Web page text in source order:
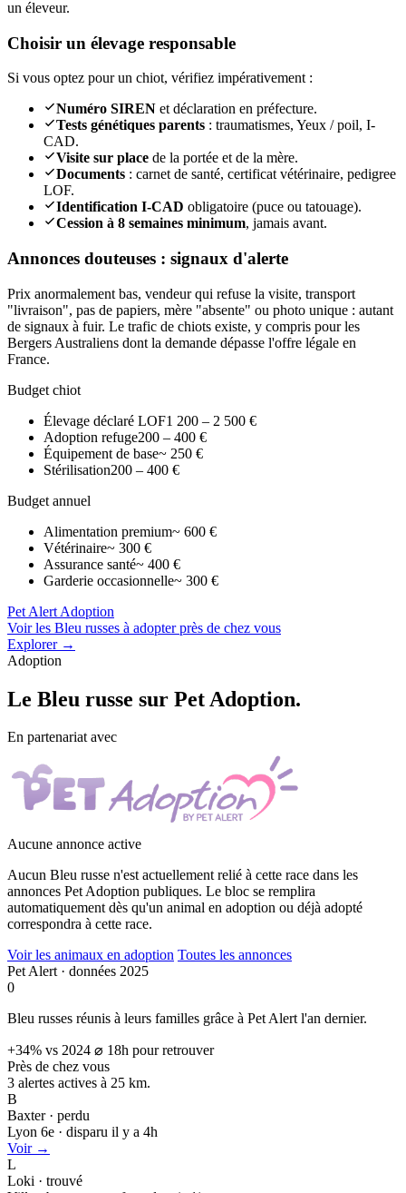
un éleveur.
Choisir un élevage responsable
Si vous optez pour un chiot, vérifiez impérativement :
Numéro SIREN et déclaration en préfecture.
Tests génétiques parents : traumatismes, Yeux / poil, I-
CAD.
Visite sur place de la portée et de la mère.
Documents : carnet de santé, certificat vétérinaire, pedigree
LOF.
Identification I-CAD obligatoire (puce ou tatouage).
Cession à 8 semaines minimum, jamais avant.
Annonces douteuses : signaux d'alerte
Prix anormalement bas, vendeur qui refuse la visite, transport
"livraison", pas de papiers, mère "absente" ou photo unique : autant
de signaux à fuir. Le trafic de chiots existe, y compris pour les
Bergers Australiens dont la demande dépasse l'offre légale en
France.
Budget chiot
Élevage déclaré LOF1 200 – 2 500 €
Adoption refuge200 – 400 €
Équipement de base~ 250 €
Stérilisation200 – 400 €
Budget annuel
Alimentation premium~ 600 €
Vétérinaire~ 300 €
Assurance santé~ 400 €
Garderie occasionnelle~ 300 €
Pet Alert Adoption
Voir les Bleu russes à adopter près de chez vous
Explorer →
Adoption
Le Bleu russe sur Pet Adoption.
En partenariat avec
Aucune annonce active
Aucun Bleu russe n'est actuellement relié à cette race dans les
annonces Pet Adoption publiques. Le bloc se remplira
automatiquement dès qu'un animal en adoption ou déjà adopté
correspondra à cette race.
Voir les animaux en adoption Toutes les annonces
Pet Alert · données 2025
0
Bleu russes réunis à leurs familles grâce à Pet Alert l'an dernier.
+34% vs 2024 ⌀ 18h pour retrouver
Près de chez vous
3 alertes actives à 25 km.
B
Baxter · perdu
Lyon 6e · disparu il y a 4h
Voir →
L
Loki · trouvé